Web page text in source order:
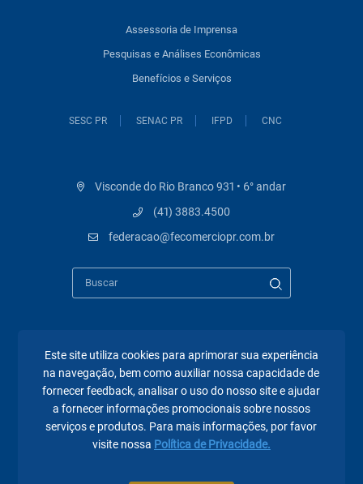
Assessoria de Imprensa
Pesquisas e Análises Econômicas
Benefícios e Serviços
SESC PR SENAC PR IFPD CNC
Visconde do Rio Branco 931 • 6° andar
(41) 3883.4500
federacao@fecomerciopr.com.br
Páginas mais visitadas
A Fecomércio PR
Sindicatos
Institucional
Este site utiliza cookies para aprimorar sua experiência
na navegação, bem como auxiliar nossa capacidade de
fornecer feedback, analisar o uso do nosso site e ajudar
a fornecer informações promocionais sobre nossos
serviços e produtos. Para mais informações, por favor
visite nossa Política de Privacidade.